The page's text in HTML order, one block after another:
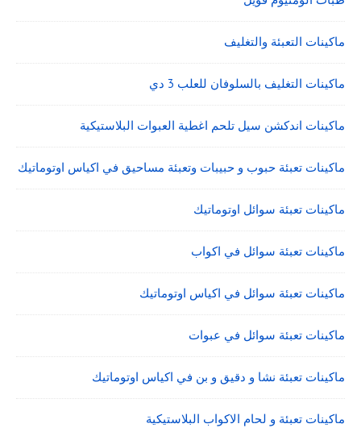
ماكينات التعبئة والتغليف
ماكينات التغليف بالسلوفان للعلب 3 دي
ماكينات اندكشن سيل تلحم اغطية العبوات البلاستيكية
ماكينات تعبئة حبوب و حبيبات وتعبئة مساحيق في اكياس اوتوماتيك
ماكينات تعبئة سوائل اوتوماتيك
ماكينات تعبئة سوائل في اكواب
ماكينات تعبئة سوائل في اكياس اوتوماتيك
ماكينات تعبئة سوائل في عبوات
ماكينات تعبئة نشا و دقيق و بن في اكياس اوتوماتيك
ماكينات تعبئة و لحام الاكواب البلاستيكية